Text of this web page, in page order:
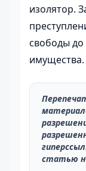
изолятор.
свободы до
имущества.
статью